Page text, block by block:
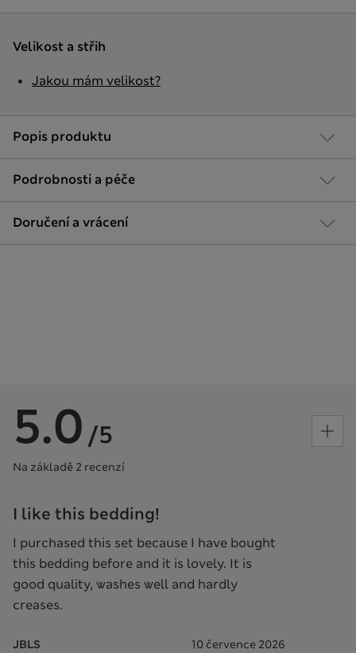
Popis produktu
Podrobnosti a péče
Doručení a vrácení
Velikost a střih
Jakou mám velikost?
5.0 /5
Na základě 2 recenzí
I like this bedding!
I purchased this set because I have bought
this bedding before and it is lovely. It is
good quality, washes well and hardly
creases.
JBLS 10 července 2026